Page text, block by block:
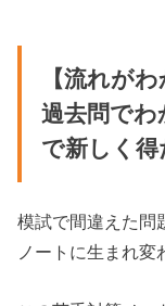
【流れが
過去問で
で新しく
模試で間違えた問
ノートに生まれ変